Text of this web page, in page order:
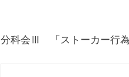
分科会Ⅲ 「ストーカー行